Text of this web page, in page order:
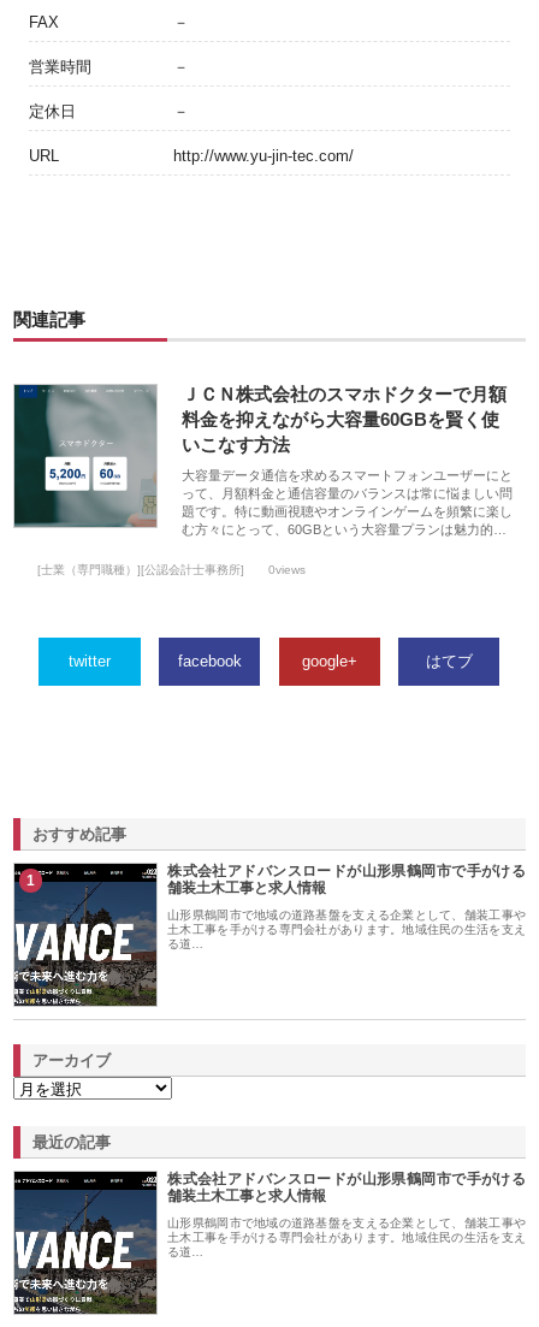
FAX －
営業時間 －
定休日 －
URL http://www.yu-jin-tec.com/
関連記事
ＪＣＮ株式会社のスマホドクターで月額
料金を抑えながら大容量60GBを賢く使
いこなす方法
大容量データ通信を求めるスマートフォンユーザーにと
って、月額料金と通信容量のバランスは常に悩ましい問
題です。特に動画視聴やオンラインゲームを頻繁に楽し
む方々にとって、60GBという大容量プランは魅力的…
[士業（専門職種）][公認会計士事務所] 0views
twitter facebook google+ はてブ
おすすめ記事
1
株式会社アドバンスロードが山形県鶴岡市で手がける
舗装土木工事と求人情報
山形県鶴岡市で地域の道路基盤を支える企業として、舗装工事や
土木工事を手がける専門会社があります。地域住民の生活を支え
る道…
アーカイブ
最近の記事
株式会社アドバンスロードが山形県鶴岡市で手がける
舗装土木工事と求人情報
山形県鶴岡市で地域の道路基盤を支える企業として、舗装工事や
土木工事を手がける専門会社があります。地域住民の生活を支え
る道…